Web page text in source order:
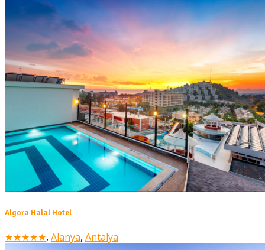
Algora Halal Hotel
★★★★★, Alanya, Antalya